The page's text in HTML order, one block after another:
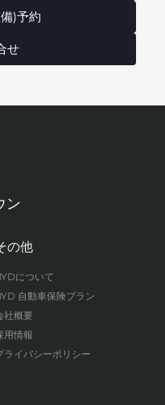
)予約
せ
ン
の他
について
自動車保険プラン
社概要
用情報
ライバシーポリシー